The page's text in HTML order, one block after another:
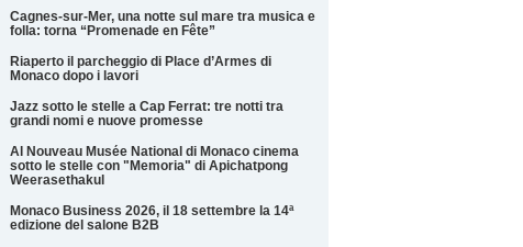
Cagnes-sur-Mer, una notte sul mare tra musica e
folla: torna “Promenade en Fête”
Riaperto il parcheggio di Place d’Armes di
Monaco dopo i lavori
Jazz sotto le stelle a Cap Ferrat: tre notti tra
grandi nomi e nuove promesse
Al Nouveau Musée National di Monaco cinema
sotto le stelle con "Memoria" di Apichatpong
Weerasethakul
Monaco Business 2026, il 18 settembre la 14ª
edizione del salone B2B